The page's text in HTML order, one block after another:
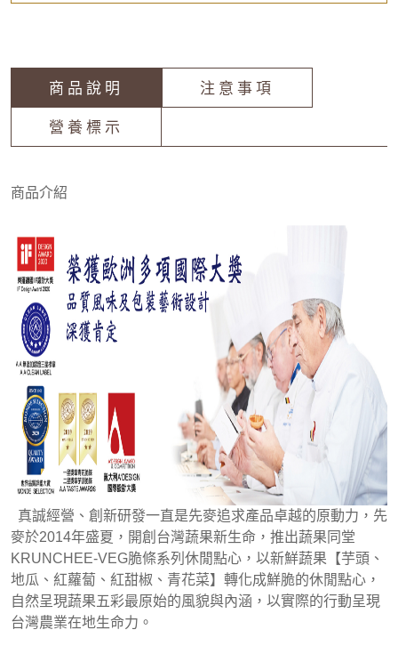
商品說明 注意事項
營養標示
商品介紹
真誠經營、創新研發一直是先麥追求產品卓越的原動力，先
麥於2014年盛夏，開創台灣蔬果新生命，推出蔬果同堂
KRUNCHEE-VEG脆條系列休閒點心，以新鮮蔬果【芋頭、
地瓜、紅蘿蔔、紅甜椒、青花菜】轉化成鮮脆的休閒點心，
自然呈現蔬果五彩最原始的風貌與內涵，以實際的行動呈現
台灣農業在地生命力。